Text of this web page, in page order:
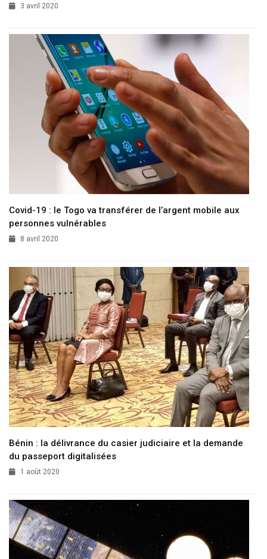
3 avril 2020
Covid-19 : le Togo va transférer de l’argent mobile aux
personnes vulnérables
8 avril 2020
Bénin : la délivrance du casier judiciaire et la demande
du passeport digitalisées
1 août 2020